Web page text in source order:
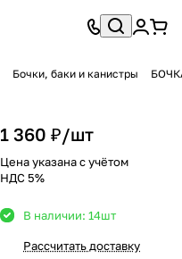
Бочки, баки и канистры
1 360 ₽/шт
Цена указана с учётом
НДС 5%
В наличии: 14шт
Рассчитать доставку